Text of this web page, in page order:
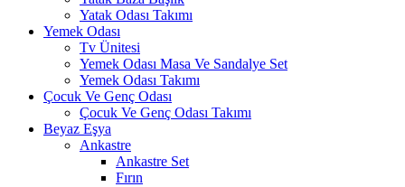
Yatak Odası Takımı
Yemek Odası
Tv Ünitesi
Yemek Odası Masa Ve Sandalye Set
Yemek Odası Takımı
Çocuk Ve Genç Odası
Çocuk Ve Genç Odası Takımı
Beyaz Eşya
Ankastre
Ankastre Set
Fırın